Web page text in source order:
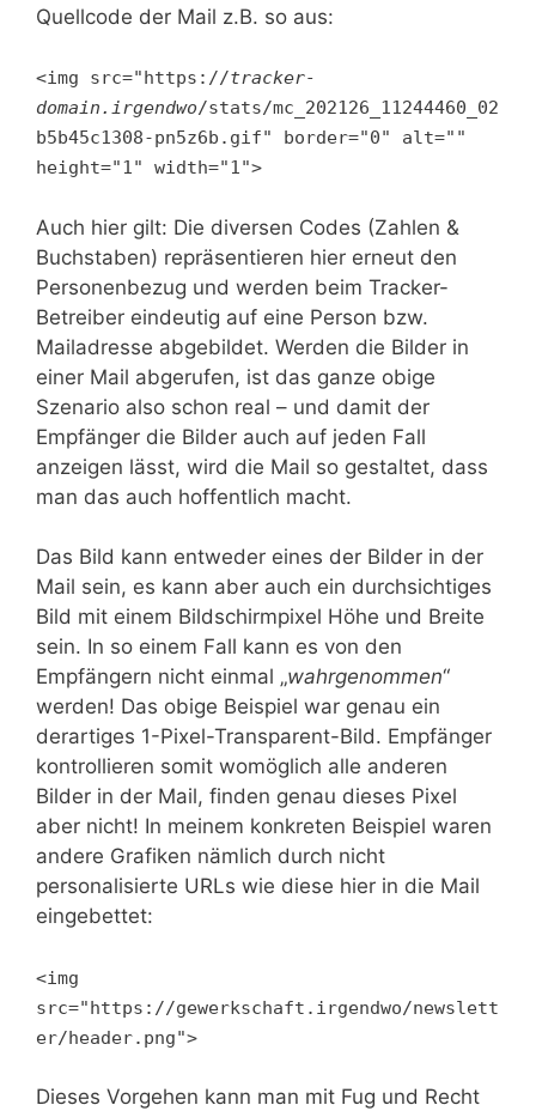
Quellcode der Mail z.B. so aus:
<img src="https://tracker-
domain.irgendwo/stats/mc_202126_11244460_02
b5b45c1308-pn5z6b.gif" border="0" alt=""
height="1" width="1">
Auch hier gilt: Die diversen Codes (Zahlen &
Buchstaben) repräsentieren hier erneut den
Personenbezug und werden beim Tracker-
Betreiber eindeutig auf eine Person bzw.
Mailadresse abgebildet. Werden die Bilder in
einer Mail abgerufen, ist das ganze obige
Szenario also schon real – und damit der
Empfänger die Bilder auch auf jeden Fall
anzeigen lässt, wird die Mail so gestaltet, dass
man das auch hoffentlich macht.
Das Bild kann entweder eines der Bilder in der
Mail sein, es kann aber auch ein durchsichtiges
Bild mit einem Bildschirmpixel Höhe und Breite
sein. In so einem Fall kann es von den
Empfängern nicht einmal „wahrgenommen“
werden! Das obige Beispiel war genau ein
derartiges 1-Pixel-Transparent-Bild. Empfänger
kontrollieren somit womöglich alle anderen
Bilder in der Mail, finden genau dieses Pixel
aber nicht! In meinem konkreten Beispiel waren
andere Grafiken nämlich durch nicht
personalisierte URLs wie diese hier in die Mail
eingebettet:
<img
src="https://gewerkschaft.irgendwo/newslett
er/header.png">
Dieses Vorgehen kann man mit Fug und Recht